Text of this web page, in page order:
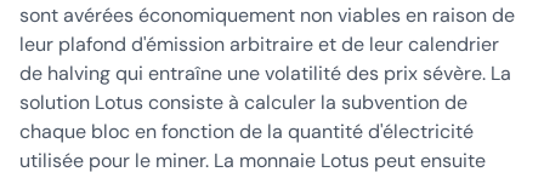
sont avérées économiquement non viables en raison de
leur plafond d'émission arbitraire et de leur calendrier
de halving qui entraîne une volatilité des prix sévère. La
solution Lotus consiste à calculer la subvention de
chaque bloc en fonction de la quantité d'électricité
utilisée pour le miner. La monnaie Lotus peut ensuite